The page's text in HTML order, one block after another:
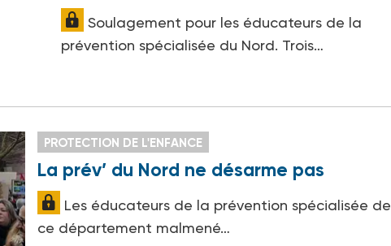
Soulagement pour les éducateurs de la
prévention spécialisée du Nord. Trois…
PROTECTION DE L'ENFANCE
La prév’ du Nord ne désarme pas
Les éducateurs de la prévention spécialisée de
ce département malmené…